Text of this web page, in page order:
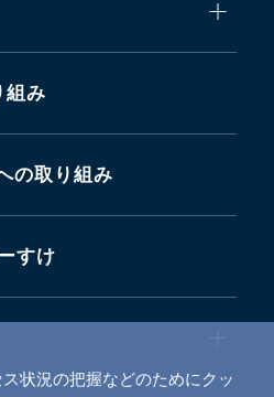
状況の把握などのためにクッ
組み
の取り組み
すけ